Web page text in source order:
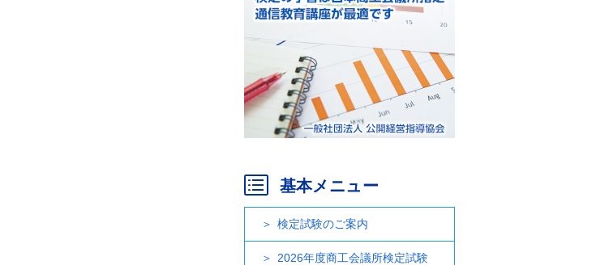
基本メニュー
検定試験のご案内
2026年度商工会議所検定試験